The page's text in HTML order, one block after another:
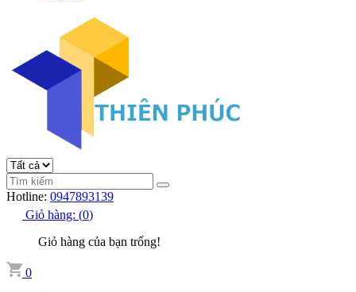
Hotline: 0947893139
Giỏ hàng: (0)
Giỏ hàng của bạn trống!
0